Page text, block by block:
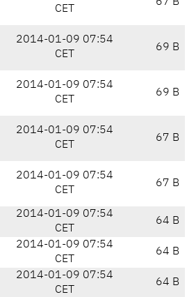
CET
2014-01-09 07:54
CET
69 B
2014-01-09 07:54
CET
69 B
2014-01-09 07:54
CET
67 B
2014-01-09 07:54
CET
67 B
2014-01-09 07:54
CET
64 B
2014-01-09 07:54
CET
64 B
2014-01-09 07:54
CET
64 B